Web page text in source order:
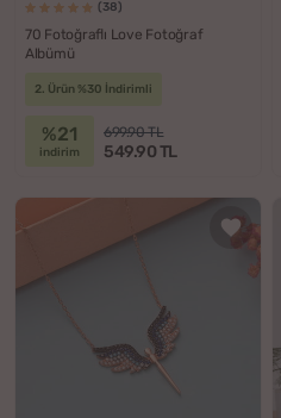
(38)
70 Fotoğraflı Love Fotoğraf
Albümü
2. Ürün %30 İndirimli
%21
indirim
699.90 TL
549.90 TL